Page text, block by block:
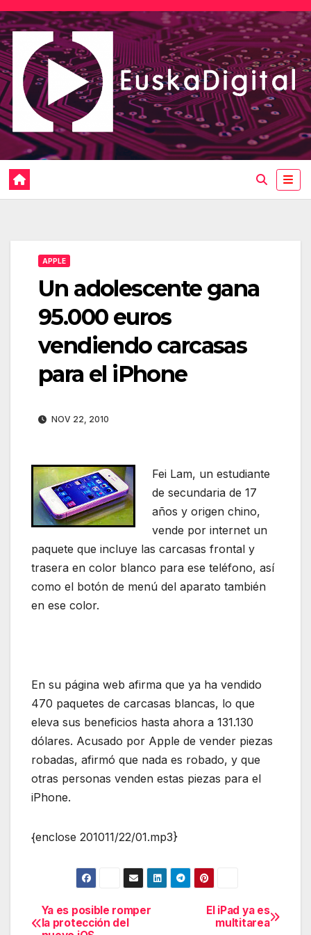
Saltar
al
contenido
APPLE
Un adolescente gana
95.000 euros
vendiendo carcasas
para el iPhone
NOV 22, 2010
Fei Lam, un estudiante
de secundaria de 17
años y origen chino,
vende por internet un
paquete que incluye las carcasas frontal y
trasera en color blanco para ese teléfono, así
como el botón de menú del aparato también
en ese color.
En su página web afirma que ya ha vendido
470 paquetes de carcasas blancas, lo que
eleva sus beneficios hasta ahora a 131.130
dólares. Acusado por Apple de vender piezas
robadas, afirmó que nada es robado, y que
otras personas venden estas piezas para el
iPhone.
{enclose 201011/22/01.mp3}
Navegación
El iPad ya es
multitarea
Ya es posible romper
la protección del